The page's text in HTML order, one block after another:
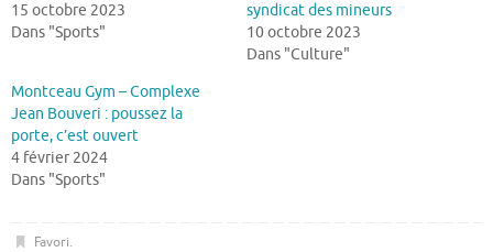
15 octobre 2023
Dans "Sports"
syndicat des mineurs
10 octobre 2023
Dans "Culture"
Montceau Gym – Complexe
Jean Bouveri : poussez la
porte, c’est ouvert
4 février 2024
Dans "Sports"
Favori.